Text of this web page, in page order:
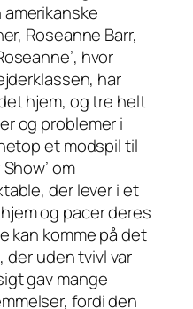
Roseanne Barr,
hvor
har
hjem, og tre helt
og problemer i
et modspil til
om
der lever i et
og pacer deres
kan komme på det
der uden tvivl var
gav mange
fordi den